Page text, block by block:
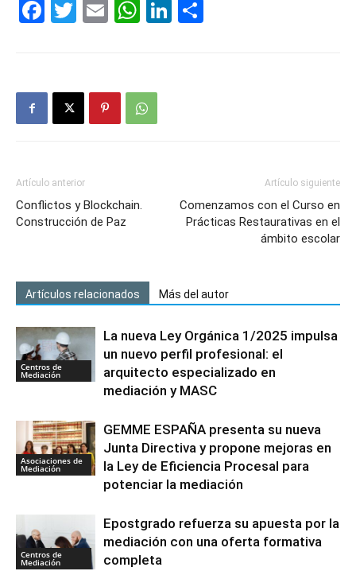
Facebook
Twitter
EmailWhatsApp
LinkedIn
Artículo anterior
Conflictos y Blockchain.
Construcción de Paz
Artículo siguiente
Comenzamos con el Curso en
Prácticas Restaurativas en el
ámbito escolar
Artículos relacionados Más del autor
Centros de
Mediación
La nueva Ley Orgánica 1/2025 impulsa
un nuevo perfil profesional: el
arquitecto especializado en
mediación y MASC
Asociaciones de
Mediación
GEMME ESPAÑA presenta su nueva
Junta Directiva y propone mejoras en
la Ley de Eficiencia Procesal para
potenciar la mediación
Centros de
Mediación
Epostgrado refuerza su apuesta por la
mediación con una oferta formativa
completa